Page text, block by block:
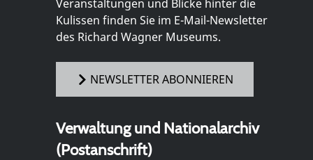
Veranstaltungen und Blicke hinter die
Kulissen finden Sie im E-Mail-Newsletter
des Richard Wagner Museums.
NEWSLETTER ABONNIEREN
Verwaltung und Nationalarchiv
(Postanschrift)